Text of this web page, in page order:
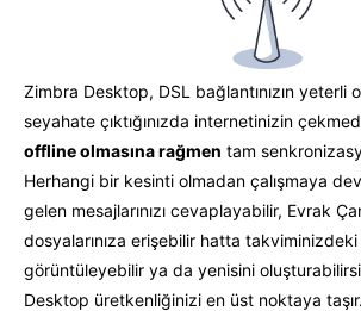
Zimbra Desktop, DSL bağlantınızın yeterli
seyahate çıktığınızda internetinizin
offline olmasına rağmen tam
Herhangi bir kesinti olmadan çalışmaya
gelen mesajlarınızı cevaplayabilir, Evrak
dosyalarınıza erişebilir hatta takviminizdeki
görüntüleyebilir ya da yenisini
Desktop üretkenliğinizi en üst noktaya taşır.